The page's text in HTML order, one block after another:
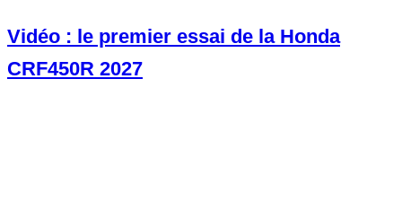
Vidéo : le premier essai de la Honda
CRF450R 2027